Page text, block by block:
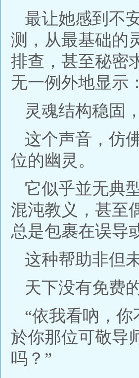
最让她感到不
测，从最基础的
排查，甚至秘
无一例外地显示
灵魂结构稳固
这个声音，仿
位的幽灵。
它似乎並无典
混沌教义，甚至
总是包裹在误导
这种帮助非但
天下没有免费
“依我看吶，
於你那位可敬导
吗？”